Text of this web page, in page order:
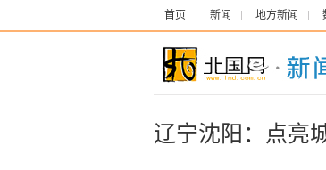
首页 新闻 地方新闻
辽宁沈阳：点亮